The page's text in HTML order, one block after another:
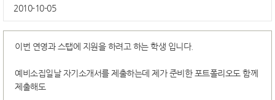
2010-10-05
이번 연영과 스탭에 지원을 하려고 하는 학생 입니다.
예비소집일날 자기소개서를 제출하는데 제가 준비한 포트폴리오도 함께
제출해도